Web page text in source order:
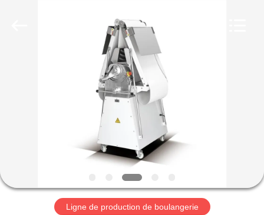
PRODUITS
VIDÉOS
Ligne de production de boulangerie